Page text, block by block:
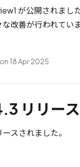
が公開されまし
改善が行われていま
on 18 Apr 2025
リリース
スされました。